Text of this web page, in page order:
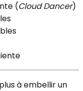
(Cloud Dancer)
à embellir un